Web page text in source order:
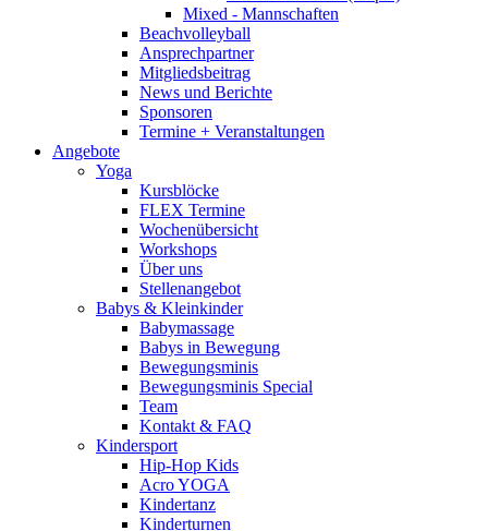
Mixed - Mannschaften
Beachvolleyball
Ansprechpartner
Mitgliedsbeitrag
News und Berichte
Sponsoren
Termine + Veranstaltungen
Angebote
Yoga
Kursblöcke
FLEX Termine
Wochenübersicht
Workshops
Über uns
Stellenangebot
Babys & Kleinkinder
Babymassage
Babys in Bewegung
Bewegungsminis
Bewegungsminis Special
Team
Kontakt & FAQ
Kindersport
Hip-Hop Kids
Acro YOGA
Kindertanz
Kinderturnen